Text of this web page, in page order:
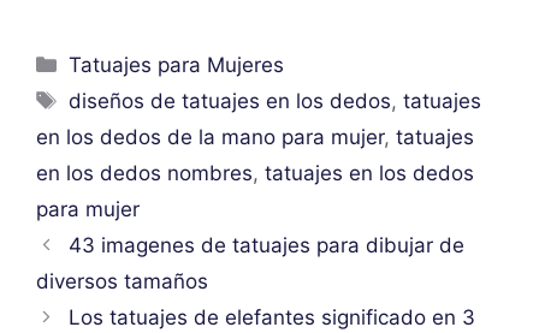
Categorías
Tatuajes para Mujeres
Etiquetas
diseños de tatuajes en los dedos,tatuajes
en los dedos de la mano para mujer, tatuajes
en los dedos nombres, tatuajes en los dedos
para mujer
43 imagenes de tatuajes para dibujar de
diversos tamaños
Los tatuajes de elefantes significado en 3